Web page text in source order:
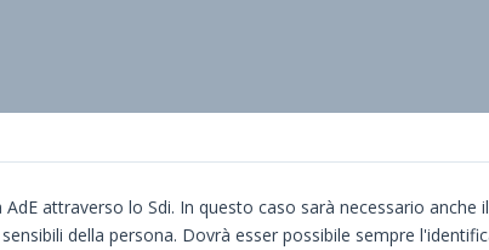
attraverso lo Sdi. In questo caso sarà necessario anche
della persona. Dovrà esser possibile sempre